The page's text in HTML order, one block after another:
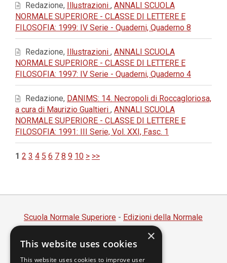
Redazione, Illustrazioni , ANNALI SCUOLA
NORMALE SUPERIORE - CLASSE DI LETTERE E
FILOSOFIA: 1999: IV Serie - Quaderni, Quaderno 8
Redazione, Illustrazioni , ANNALI SCUOLA
NORMALE SUPERIORE - CLASSE DI LETTERE E
FILOSOFIA: 1997: IV Serie - Quaderni, Quaderno 4
Redazione, DANIMS: 14. Necropoli di Roccagloriosa,
a cura di Maurizio Gualtieri , ANNALI SCUOLA
NORMALE SUPERIORE - CLASSE DI LETTERE E
FILOSOFIA: 1991: III Serie, Vol. XXI, Fasc. 1
1 2 3 4 5 6 7 8 9 10 > >>
Scuola Normale Superiore - Edizioni della Normale
Piazza dei Cavalieri, 7 - 56126 Pisa
Codice fiscale 80005050507
Partita IVA 00420000507
×
This website uses cookies
This website uses cookies to improve user